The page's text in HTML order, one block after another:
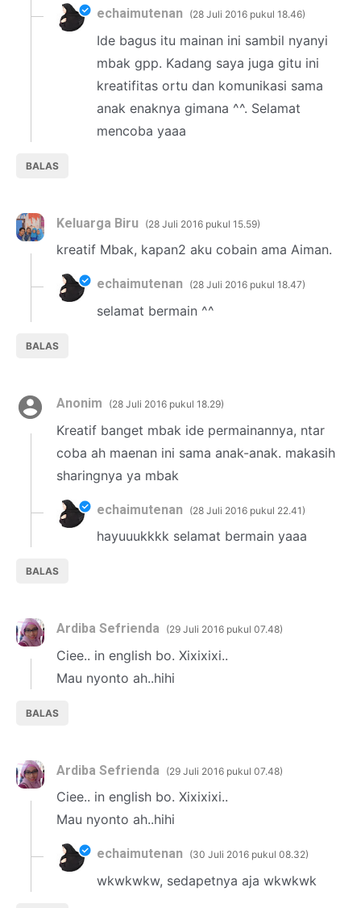
BALAS
echaimutenan 28 Juli 2016 pukul 18.46
Ide bagus itu mainan ini sambil nyanyi
mbak gpp. Kadang saya juga gitu ini
kreatifitas ortu dan komunikasi sama
anak enaknya gimana ^^. Selamat
mencoba yaaa
Keluarga Biru 28 Juli 2016 pukul 15.59
kreatif Mbak, kapan2 aku cobain ama Aiman.
BALAS
echaimutenan 28 Juli 2016 pukul 18.47
selamat bermain ^^
Anonim 28 Juli 2016 pukul 18.29
Kreatif banget mbak ide permainannya, ntar
coba ah maenan ini sama anak-anak. makasih
sharingnya ya mbak
BALAS
echaimutenan 28 Juli 2016 pukul 22.41
hayuuukkkk selamat bermain yaaa
Ardiba Sefrienda 29 Juli 2016 pukul 07.48
Ciee.. in english bo. Xixixixi..
Mau nyonto ah..hihi
BALAS
Ardiba Sefrienda 29 Juli 2016 pukul 07.48
Ciee.. in english bo. Xixixixi..
Mau nyonto ah..hihi
echaimutenan 30 Juli 2016 pukul 08.32
wkwkwkw, sedapetnya aja wkwkwk